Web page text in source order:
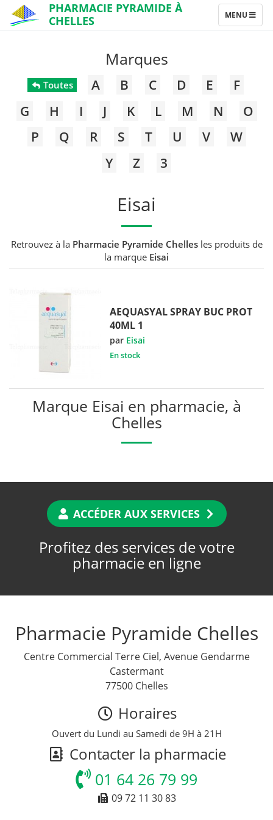
PHARMACIE PYRAMIDE À
CHELLES
TOGGLE
NAVIGATION
MENU
Marques
Toutes A B C D E
F
G
H I J K L M N
O
P
Q R S T U V
W
Y
Z 3
Eisai
Retrouvez à la Pharmacie Pyramide Chellesles produits de
la marque Eisai
AEQUASYAL SPRAY BUC PROT
40ML 1
par Eisai
En stock
Marque Eisai en pharmacie, à
Chelles
ACCÉDER AUX SERVICES
Profitez des services de votre
pharmacie en ligne
Pharmacie Pyramide Chelles
Centre Commercial Terre Ciel, Avenue Gendarme
Castermant
77500 Chelles
Horaires
Ouvert du Lundi au Samedi de 9H à 21H
Contacter la pharmacie
01 64 26 79 99
09 72 11 30 83